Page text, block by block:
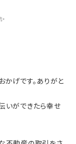
かげです。ありがと
いができたら幸せ